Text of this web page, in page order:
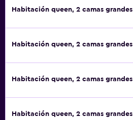
Habitación queen, 2 camas grandes
Habitación queen, 2 camas grandes
Habitación queen, 2 camas grandes
Habitación queen, 2 camas grandes